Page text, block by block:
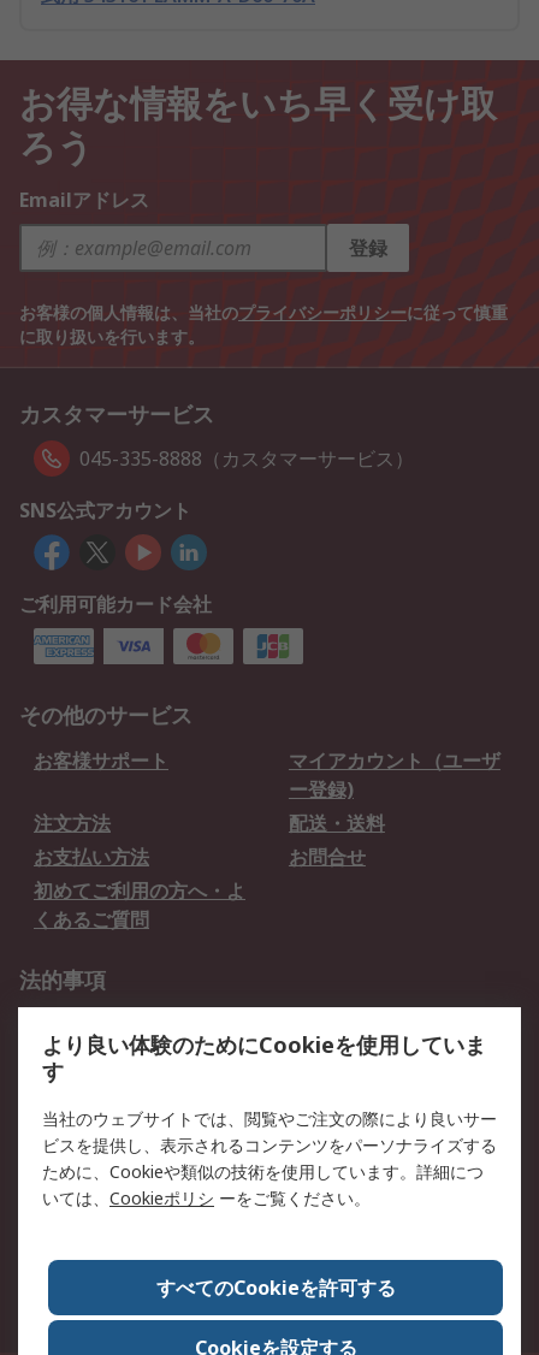
お得な情報をいち早く受け取
ろう
Emailアドレス
登録
お客様の個人情報は、当社のプライバシーポリシーに従って慎重
に取り扱いを行います。
カスタマーサービス
045-335-8888（カスタマーサービス）
SNS公式アカウント
ご利用可能カード会社
その他のサービス
お客様サポート
マイアカウント（ユーザ
ー登録)
注文方法
配送・送料
お支払い方法
お問合せ
初めてご利用の方へ・よ
くあるご質問
法的事項
クッキーポリシー
RSについて
会社概要
採用情報
プレスリリース＆お知ら
コーポレートサイト
全世界のRS
RSの歴史
ESGへの取り組み（英語）
認証について
より良い体験のためにCookieを使用していま
す
当社のウェブサイトでは、閲覧やご注文の際により良いサー
ビスを提供し、表示されるコンテンツをパーソナライズする
ために、Cookieや類似の技術を使用しています。詳細につ
いては、 Cookieポリシ ーをご覧ください。
すべてのCookieを許可する
Cookieを設定する